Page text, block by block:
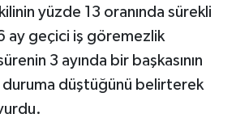
yüzde 13 oranında sürekli
6 ay geçici iş göremezlik
3 ayında bir başkasının
duruma düştüğünü belirterek